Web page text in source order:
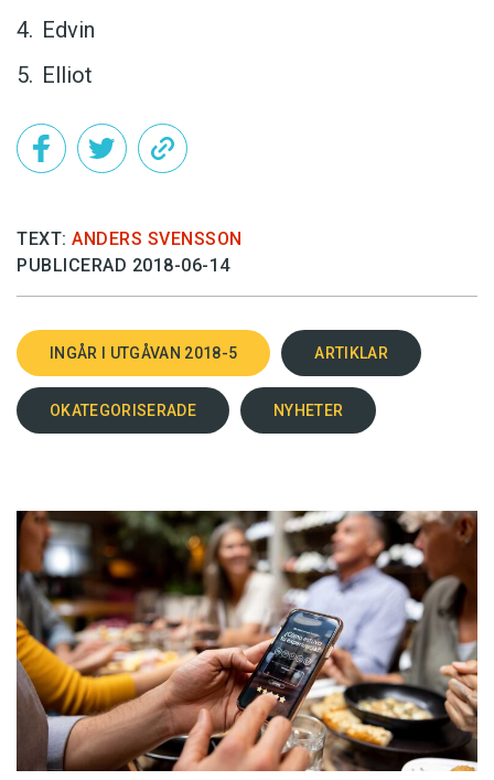
Edvin
Elliot
TEXT: ANDERS SVENSSON
PUBLICERAD 2018-06-14
INGÅR I UTGÅVAN 2018-5 ARTIKLAR
OKATEGORISERADE NYHETER